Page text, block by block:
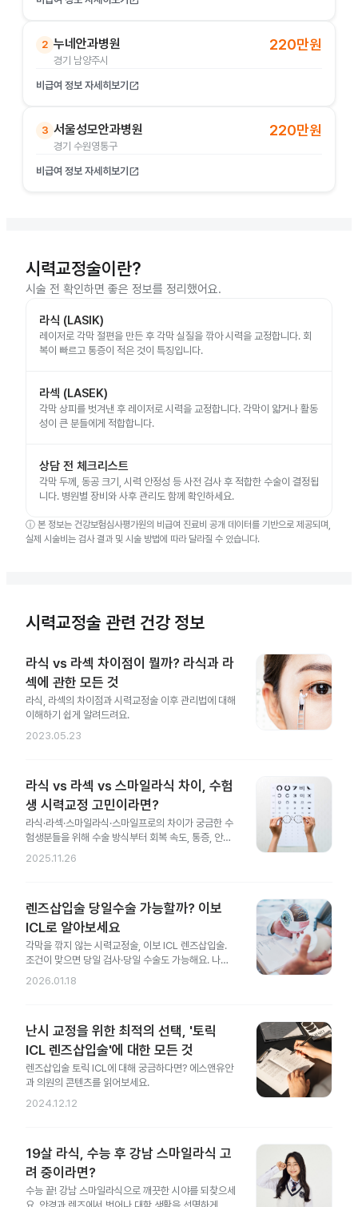
2 누네안과병원
경기 남양주시
220만원
비급여 정보 자세히보기 open_in_new
3 서울성모안과병원
경기 수원영통구
220만원
비급여 정보 자세히보기 open_in_new
시력교정술이란?
시술 전 확인하면 좋은 정보를 정리했어요.
라식 (LASIK)
레이저로 각막 절편을 만든 후 각막 실질을 깎아 시력을 교정합니다. 회
복이 빠르고 통증이 적은 것이 특징입니다.
라섹 (LASEK)
각막 상피를 벗겨낸 후 레이저로 시력을 교정합니다. 각막이 얇거나 활동
성이 큰 분들에게 적합합니다.
상담 전 체크리스트
각막 두께, 동공 크기, 시력 안정성 등 사전 검사 후 적합한 수술이 결정됩
니다. 병원별 장비와 사후 관리도 함께 확인하세요.
ⓘ 본 정보는 건강보험심사평가원의 비급여 진료비 공개 데이터를 기반으로 제공되며,
실제 시술비는 검사 결과 및 시술 방법에 따라 달라질 수 있습니다.
시력교정술 관련 건강 정보
라식 vs 라섹 차이점이 뭘까? 라식과 라
섹에 관한 모든 것
라식, 라섹의 차이점과 시력교정술 이후 관리법에 대해
이해하기 쉽게 알려드려요.
2023.05.23
라식 vs 라섹 vs 스마일라식 차이, 수험
생 시력교정 고민이라면?
라식·라섹·스마일라식·스마일프로의 차이가 궁금한 수
험생분들을 위해 수술 방식부터 회복 속도, 통증, 안전
성 차이까지 한 번에 정리했어요.
2025.11.26
렌즈삽입술 당일수술 가능할까? 이보
ICL로 알아보세요
각막을 깎지 않는 시력교정술, 이보 ICL 렌즈삽입술.
조건이 맞으면 당일 검사·당일 수술도 가능해요. 나에
게도 가능한지 지금 확인해 보세요.
2026.01.18
난시 교정을 위한 최적의 선택, '토릭
ICL 렌즈삽입술'에 대한 모든 것
렌즈삽입술 토릭 ICL에 대해 궁금하다면? 에스앤유안
과 의원의 콘텐츠를 읽어보세요.
2024.12.12
19살 라식, 수능 후 강남 스마일라식 고
려 중이라면?
수능 끝! 강남 스마일라식으로 깨끗한 시야를 되찾으세